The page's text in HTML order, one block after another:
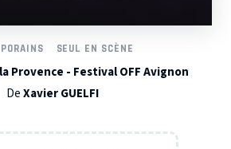
SEUL EN SCÈNE
Provence - Festival OFF Avignon
DeXavier GUELFI